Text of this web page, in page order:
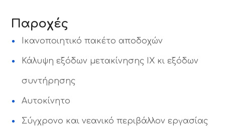
Παροχές
Ικανοποιητικό πακέτο αποδοχών
Κάλυψη εξόδων μετακίνησης ΙΧ κι εξόδων
συντήρησης
Αυτοκίνητο
Σύγχρονο και νεανικό περιβάλλον εργασίας